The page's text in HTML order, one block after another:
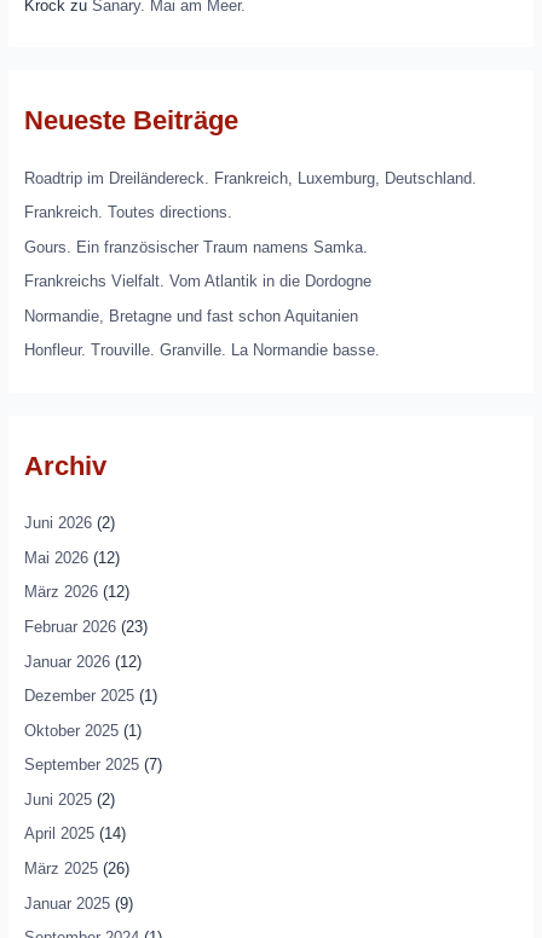
Krock zu Sanary. Mai am Meer.
Neueste Beiträge
Roadtrip im Dreiländereck. Frankreich, Luxemburg, Deutschland.
Frankreich. Toutes directions.
Gours. Ein französischer Traum namens Samka.
Frankreichs Vielfalt. Vom Atlantik in die Dordogne
Normandie, Bretagne und fast schon Aquitanien
Honfleur. Trouville. Granville. La Normandie basse.
Archiv
Juni 2026(2)
Mai 2026(12)
März 2026(12)
Februar 2026(23)
Januar 2026(12)
Dezember 2025(1)
Oktober 2025(1)
September 2025(7)
Juni 2025(2)
April 2025(14)
März 2025(26)
Januar 2025(9)